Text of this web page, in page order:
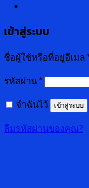
เข้าสู่ระบบ
ชื่อผู้ใช้หรือที่อยู่อีเมล
รหัสผ่าน *
จำฉันไว้ เข้าสู่ระบบ
ลืมรหัสผ่านของคุณ?